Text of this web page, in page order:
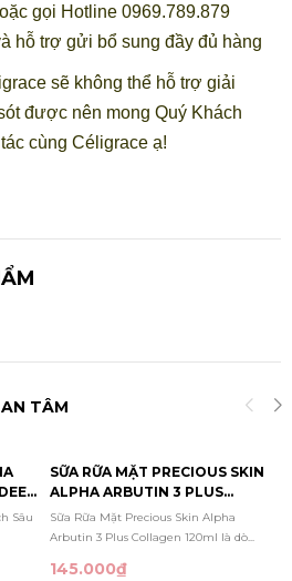
gọi Hotline 0969.789.879
hỗ trợ gửi bổ sung đầy đủ hàng
sẽ không thể hỗ trợ giải
được nên mong Quý Khách
cùng Céligrace ạ!
TÂM
Sâu
SỮA RỮA MẶT PRECIOUS SKIN
ALPHA ARBUTIN 3 PLUS
COLLAGEN 120ML
Sữa Rữa Mặt Precious Skin Alpha
Arbutin 3 Plus Collagen 120ml là dò...
145.000₫